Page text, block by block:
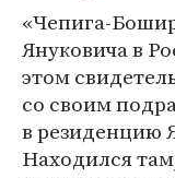
«Чепига-
Януковича в
этом
со своим
в резиденцию
Находился